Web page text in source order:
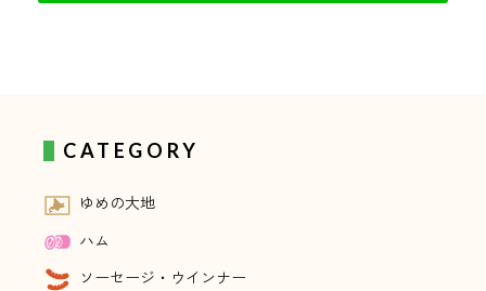
CATEGORY
ゆめの大地
ハム
ソーセージ・ウインナー